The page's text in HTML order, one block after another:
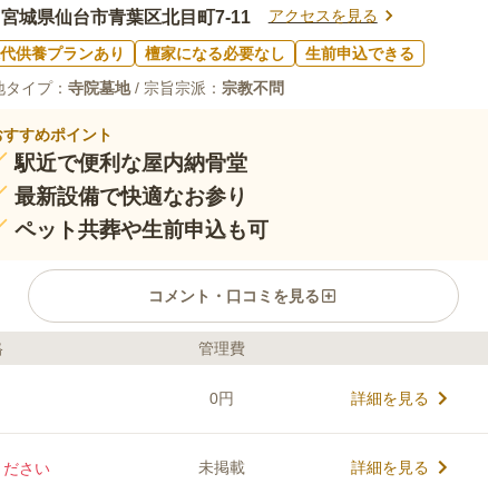
宮城県仙台市青葉区北目町7-11 アクセスを見る
供養プランあり 檀家になる必要なし
生前申込できる
タイプ： 寺院墓地/ 宗旨宗派： 宗教不問
すすめポイント
駅近で便利な屋内納骨堂
最新設備で快適なお参り
ペット共葬や生前申込も可
コメント・口コミを見る
イフドット編集部のコメント
した室内納骨堂メモワール仙台五橋は、仙台駅から徒歩約12分
と好立地にあり、全区画に永代供養が付いた安心の屋内納骨堂
一人ひとり専用のメモワールBOXに納めます。専用カードをか
管理費
0円 詳細を見る
ださい 未掲載 詳細を見る